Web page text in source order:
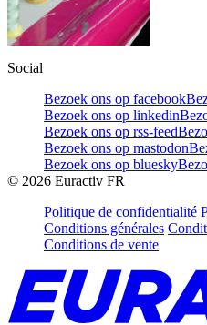
Social
Bezoek ons op facebook
Bezoek ons op linkedin
Bezoek ons op rss-feed
Bezoek ons op mastodon
Bezoek ons op bluesky
© 2026 Euractiv FR
Politique de confidentialité
Conditions générales
Conditions de vente